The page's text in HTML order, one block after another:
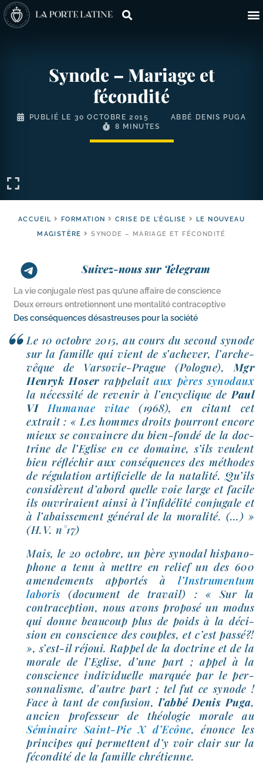
Synode – Mariage et
fécondité
PUBLIÉ LE 30 OCTOBRE 2015
ABBÉ DENIS PUGA
8 MINUTES
ACCUEIL FORMATION CRISE DE L'ÉGLISE
LE NOUVEAU
MAGISTÈRE
SYNODE – MARIAGE ET FÉCONDITÉ
Suivez-nous sur Telegram
La vie conjugale n’est pas qu’une affaire de conscience
Deux erreurs entretiennent une mentalité contraceptive
Des conséquences désastreuses pour la société
Le 10 octobre 2015, au cours du second synode
sur la famille qui vient de s’a­che­ver, l’ar­che­
vêque de Varsovie-​Prague (Pologne),Mgr
Henryk Hoserrap­pe­lait aux pères syno­daux
la néces­si­té de reve­nir à l’en­cy­clique dePaul
VI
Humanae vitae (1968), en citant cet
extrait : « Les hommes droits pour­ront encore
mieux se convaincre du bien-​fondé de la doc­
trine de l’Eglise en ce domaine, s’ils veulent
bien réflé­chir aux consé­quences des méthodes
de régu­la­tion arti­fi­cielle de la nata­li­té. Qu’ils
consi­dèrent d’a­bord quelle voie large et facile
ils ouvri­raient ain­si à l’in­fi­dé­li­té conju­gale et
à l’a­bais­se­ment géné­ral de la mora­li­té. (…) »
(H.V. n°17)
Mais, le 20 octobre, un père syno­dal his­pa­no­
phone a tenu à mettre en relief un des 600
amen­de­ments appor­tés à l’Instrumentum
labo­ris (docu­ment de tra­vail) : « Sur la
contra­cep­tion, nous avons pro­po­sé un modus
qui donne beau­coup plus de poids à la déci­
sion en conscience des couples, et c’est pas­sé?!
», s’est-​il réjoui. Rappel de la doc­trine et de la
morale de l’Eglise, d’une part ; appel à la
conscience indi­vi­duelle mar­quée par le per­
son­na­lisme, d’autre part ; tel fut ce synode !
Face à tant de confu­sion, l’ab­bé Denis Puga,
ancien pro­fes­seur de théo­lo­gie morale au
Séminaire Saint-​Pie X d’Ecône, énonce les
prin­cipes qui per­mettent d’y voir clair sur la
fécon­di­té de la famille chrétienne.